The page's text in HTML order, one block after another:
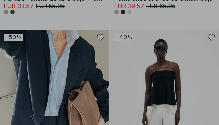
EUR 33.57 EUR 55.95
EUR 39.57 EUR 65.95
-50% -40%